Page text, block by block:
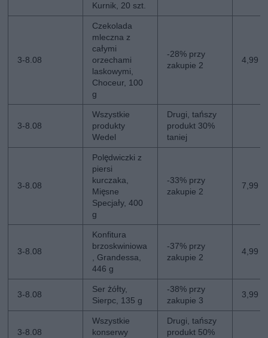
Kurnik, 20 szt.
3-8.08
Czekolada
mleczna z
całymi
orzechami
laskowymi,
Choceur, 100
g
-28% przy
zakupie 2
4,99
3-8.08
Wszystkie
produkty
Wedel
Drugi, tańszy
produkt 30%
taniej
3-8.08
Polędwiczki z
piersi
kurczaka,
Mięsne
Specjały, 400
g
-33% przy
zakupie 2
7,99
3-8.08
Konfitura
brzoskwiniowa
, Grandessa,
446 g
-37% przy
zakupie 2
4,99
3-8.08
Ser żółty,
Sierpc, 135 g
-38% przy
zakupie 3
3,99
3-8.08
Wszystkie
konserwy
Drugi, tańszy
produkt 50%